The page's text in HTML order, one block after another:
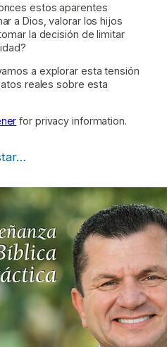
estos aparentes
a Dios, valorar los hijos
la decisión de limitar
a explorar esta tensión
reales sobre esta
for privacy information.